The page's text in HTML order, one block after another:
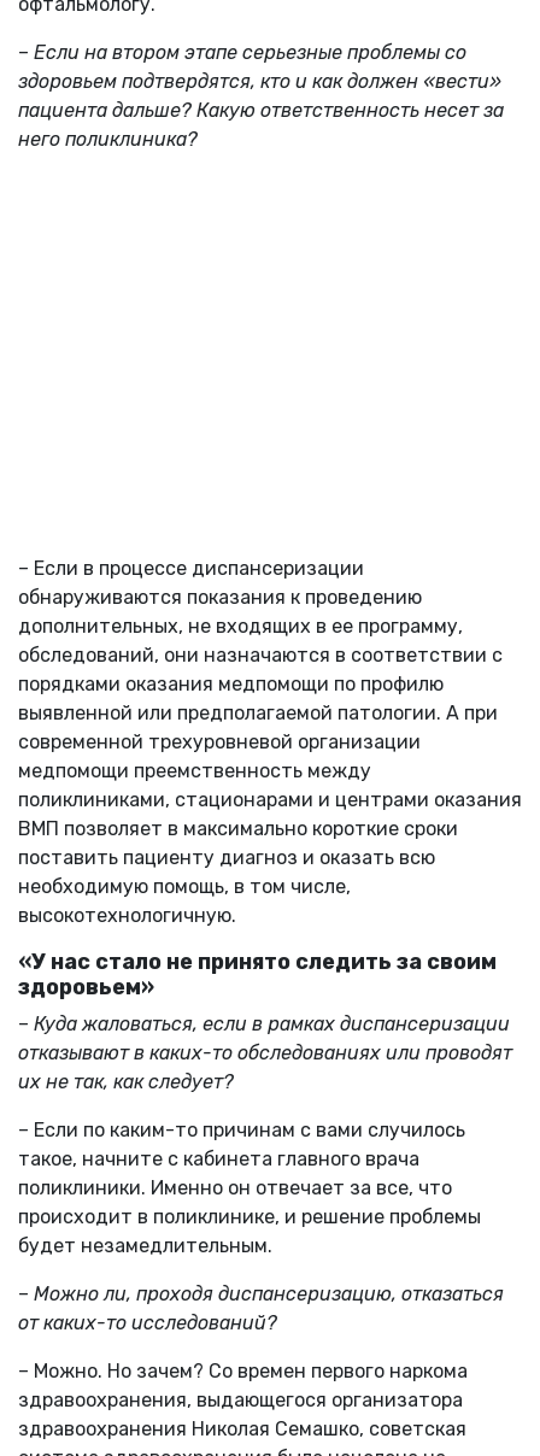
– Если на втором этапе серьезные проблемы со
здоровьем подтвердятся, кто и как должен «вести»
пациента дальше? Какую ответственность несет за
него поликлиника?
– Если в процессе диспансеризации
обнаруживаются показания к проведению
дополнительных, не входящих в ее программу,
обследований, они назначаются в соответствии с
порядками оказания медпомощи по профилю
выявленной или предполагаемой патологии. А при
современной трехуровневой организации
медпомощи преемственность между
поликлиниками, стационарами и центрами оказания
ВМП позволяет в максимально короткие сроки
поставить пациенту диагноз и оказать всю
необходимую помощь, в том числе,
высокотехнологичную.
«У нас стало не принято следить за своим
здоровьем»
– Куда жаловаться, если в рамках диспансеризации
отказывают в каких-то обследованиях или проводят
их не так, как следует?
– Если по каким-то причинам с вами случилось
такое, начните с кабинета главного врача
поликлиники. Именно он отвечает за все, что
происходит в поликлинике, и решение проблемы
будет незамедлительным.
– Можно ли, проходя диспансеризацию, отказаться
от каких-то исследований?
– Можно. Но зачем? Со времен первого наркома
здравоохранения, выдающегося организатора
здравоохранения Николая Семашко, советская